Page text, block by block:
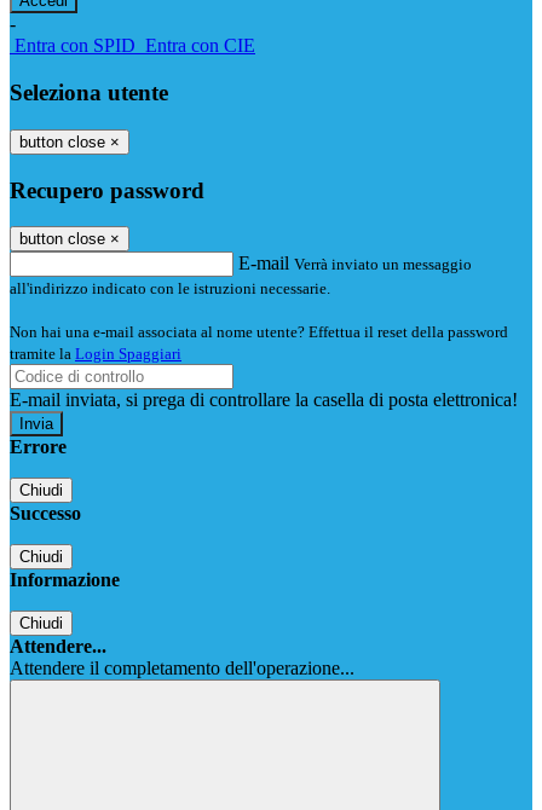
-
Entra con SPID Entra con CIE
Seleziona utente
button close ×
Recupero password
button close ×
E-mail Verrà inviato un messaggio
all'indirizzo indicato con le istruzioni necessarie.
Non hai una e-mail associata al nome utente? Effettua il reset della password
tramite la Login Spaggiari
E-mail inviata, si prega di controllare la casella di posta elettronica!
Errore
Chiudi
Successo
Chiudi
Informazione
Chiudi
Attendere...
Attendere il completamento dell'operazione...